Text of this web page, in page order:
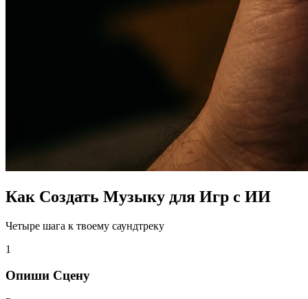
Как Создать Музыку для Игр с ИИ
Четыре шага к твоему саундтреку
1
Опиши Сцену